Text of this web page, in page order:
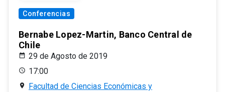
Conferencias
Bernabe Lopez-Martin, Banco Central de
Chile
29 de Agosto de 2019
17:00
Facultad de Ciencias Económicas y